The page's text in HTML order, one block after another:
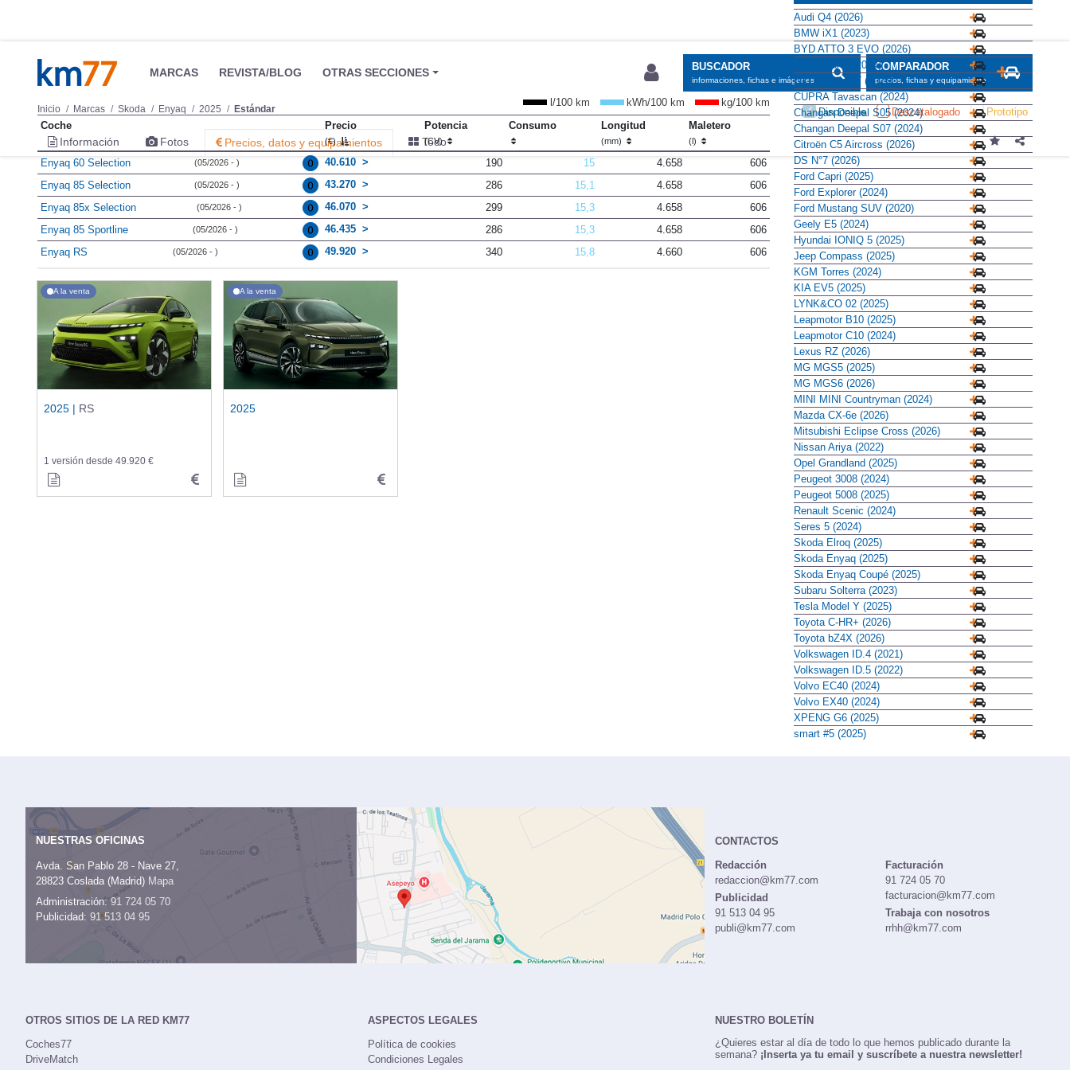
MARCAS REVISTA/BLOG OTRAS SECCIONES BUSCADOR
informaciones, fichas e imágenes
COMPARADOR
precios, fichas y equipamiento
Inicio Marcas Skoda Enyaq 2025 Estándar Disponible Descatalogado Prototipo
Información Fotos Precios, datos y equipamientos Todo
l/100 km kWh/100 km
kg/100 km
Coche
Precio
(€)
Potencia
(CV)
Consumo Longitud
(mm)
Maletero
(l)
Enyaq 60 Selection (05/2026 - ) 40.610 190 15 4.658
606
Enyaq 85 Selection
(05/2026 - ) 43.270 286 15,1 4.658
606
Enyaq 85x Selection
(05/2026 - ) 46.070 299 15,3 4.658
606
Enyaq 85 Sportline
(05/2026 - ) 46.435 286 15,3 4.658
606
Enyaq RS
(05/2026 - ) 49.920 340 15,8 4.660 606
A la venta
2025 | RS
1 versión desde 49.920 €
A la venta
2025
Audi Q4 (2026)
BMW iX1 (2023)
BYD ATTO 3 EVO (2026)
BYD Seal U (2024)
BYD Sealion 7 (2025)
CUPRA Tavascan (2024)
Changan Deepal S05 (2024)
Changan Deepal S07 (2024)
Citroën C5 Aircross (2026)
DS N°7 (2026)
Ford Capri (2025)
Ford Explorer (2024)
Ford Mustang SUV (2020)
Geely E5 (2024)
Hyundai IONIQ 5 (2025)
Jeep Compass (2025)
KGM Torres (2024)
KIA EV5 (2025)
LYNK&CO 02 (2025)
Leapmotor B10 (2025)
Leapmotor C10 (2024)
Lexus RZ (2026)
MG MGS5 (2025)
MG MGS6 (2026)
MINI MINI Countryman (2024)
Mazda CX-6e (2026)
Mitsubishi Eclipse Cross (2026)
Nissan Ariya (2022)
Opel Grandland (2025)
Peugeot 3008 (2024)
Peugeot 5008 (2025)
Renault Scenic (2024)
Seres 5 (2024)
Skoda Elroq (2025)
Skoda Enyaq (2025)
Skoda Enyaq Coupé (2025)
Subaru Solterra (2023)
Tesla Model Y (2025)
Toyota C-HR+ (2026)
Toyota bZ4X (2026)
Volkswagen ID.4 (2021)
Volkswagen ID.5 (2022)
Volvo EC40 (2024)
Volvo EX40 (2024)
XPENG G6 (2025)
smart #5 (2025)
NUESTRAS OFICINAS
Avda. San Pablo 28 - Nave 27,
28823 Coslada (Madrid) Mapa
Administración:91 724 05 70
Publicidad: 91 513 04 95
CONTACTOS
Redacción
redaccion@km77.com
Publicidad
91 513 04 95
publi@km77.com
Facturación
91 724 05 70
facturacion@km77.com
Trabaja con nosotros
rrhh@km77.com
OTROS SITIOS DE LA RED KM77
Coches77
DriveMatch
ASPECTOS LEGALES
Política de cookies
Condiciones Legales
NUESTRO BOLETÍN
¿Quieres estar al día de todo lo que hemos publicado durante la
semana? ¡Inserta ya tu email y suscríbete a nuestra newsletter!